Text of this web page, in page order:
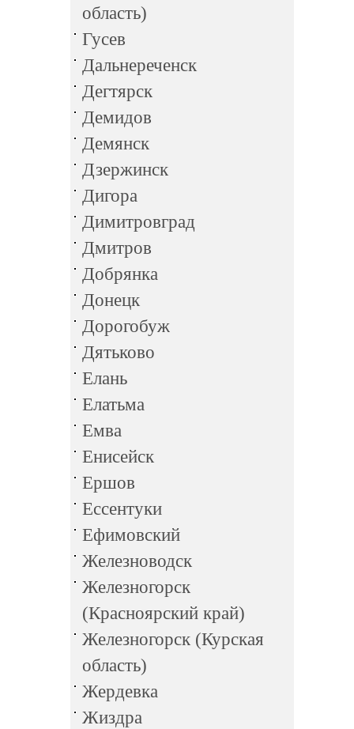
область)
Гусев
Дальнереченск
Дегтярск
Демидов
Демянск
Дзержинск
Дигора
Димитровград
Дмитров
Добрянка
Донецк
Дорогобуж
Дятьково
Елань
Елатьма
Емва
Енисейск
Ершов
Ессентуки
Ефимовский
Железноводск
Железногорск
(Красноярский край)
Железногорск (Курская
область)
Жердевка
Жиздра